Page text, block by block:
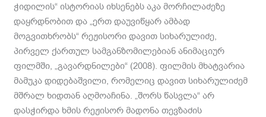
ჭიდილის“ ისტორიას იხსენებს აკა მორჩილაძეზე
დაყრდნობით და „ერთ დაუვიწყარ ამბად
მოგვითხრობს“ რეჟისორი დავით სიხარულიძე,
პირველ ქართულ სამგანზომილებიან ანიმაციურ
ფილმში, „გავარდნილები“ (2008). ფილმის მხატვარია
მამუკა დიდებაშვილი, რომელიც დავით სიხარულიძემ
მშრალ ხიდთან აღმოაჩინა. „შორს წასვლა“ არ
დასჭირდა ხმის რეჟისორ მადონა თევზაძის